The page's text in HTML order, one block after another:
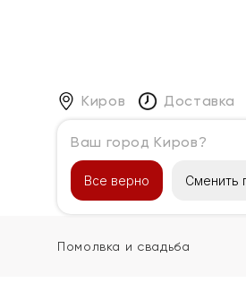
Киров
Ваш город Киров?
Все верно Сменить
Доставка
Каталог
Помолвка и свадьба